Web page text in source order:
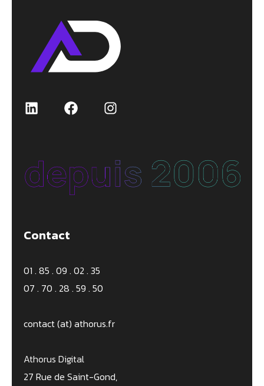
LinkedIn FacebookInstagram
Contact
01 . 85 . 09 . 02 . 35
07 . 70 . 28 . 59 . 50
contact (at) athorus.fr
Athorus Digital
27 Rue de Saint-Gond,